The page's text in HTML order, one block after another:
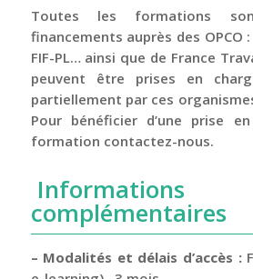
Toutes les formations
financements auprès des OPCO :
FIF-PL… ainsi que de France
peuvent être prises en
partiellement par ces
Pour bénéficier d’une prise
formation contactez-nous.
Informations
complémentaires
– Modalités et délais d’accès :